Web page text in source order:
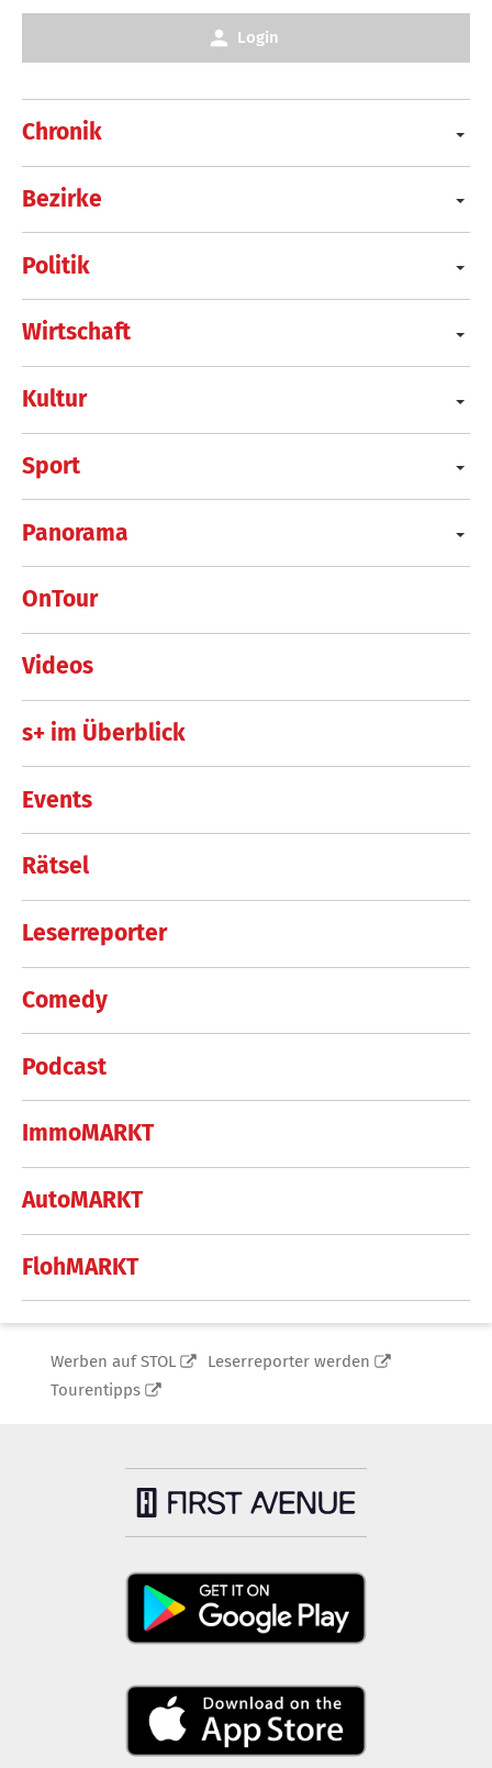
Chronik
Bezirke
Politik
Wirtschaft
Kultur
Sport
Panorama
OnTour
Videos
s+ im Überblick
Events
Rätsel
Leserreporter
Comedy
Podcast
ImmoMARKT
AutoMARKT
FlohMARKT
Login
Werben auf STOL
Leserreporter werden
Tourentipps